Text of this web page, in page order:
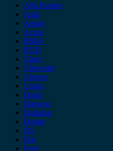
Alfa Romeo
Audi
Austin
Acura
BMW
BYD
Chery
Chevrolet
Citroen
Cupra
Dacia
Daewoo
Daihatsu
Dodge
DS
Fiat
Ford